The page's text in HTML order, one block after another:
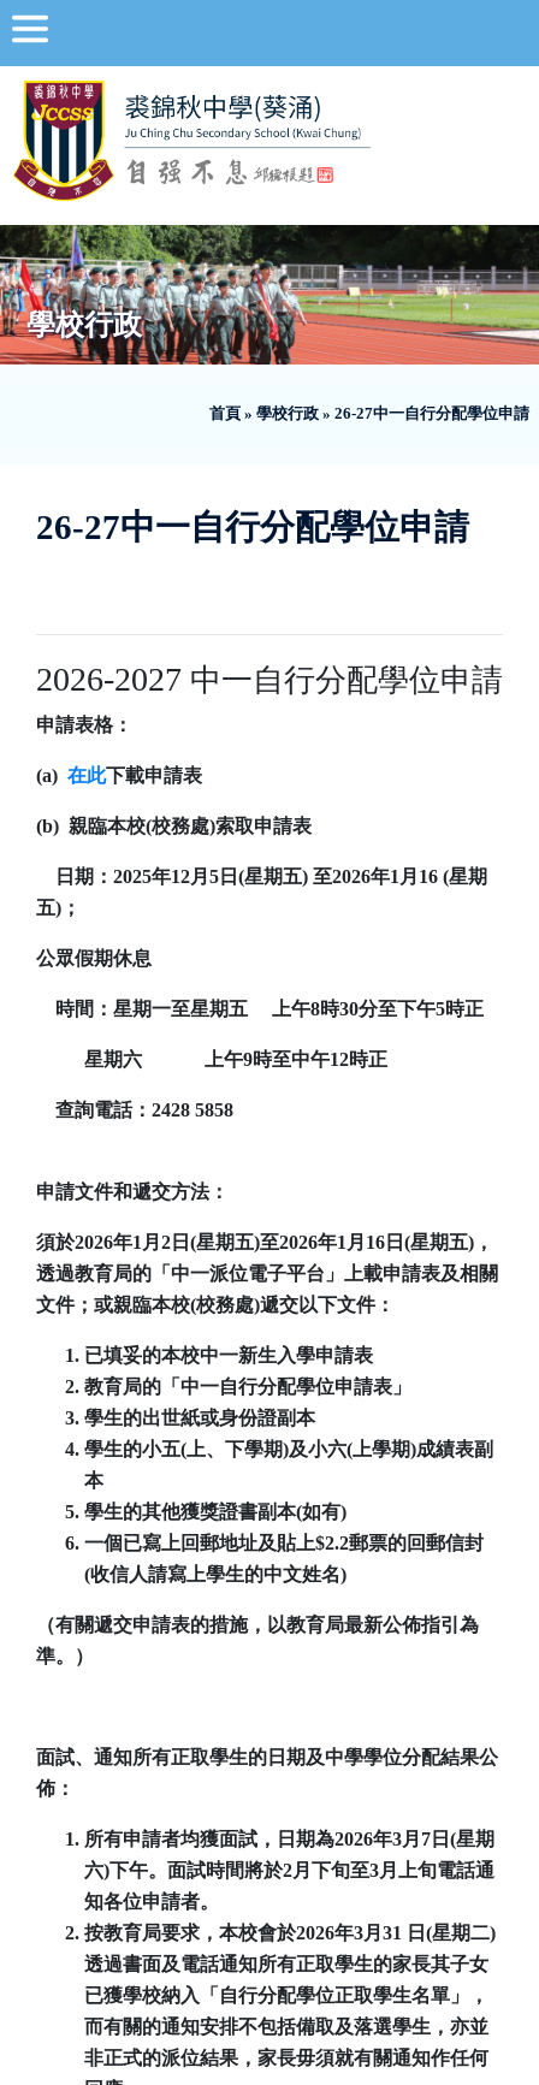
學校行政
首頁 » 學校行政 » 26-27中一自行分配學位申請
26-27中一自行分配學位申請
2026-2027 中一自行分配學位申請
申請表格：
(a) 在此下載申請表
(b) 親臨本校(校務處)索取申請表
日期：2025年12月5日(星期五) 至2026年1月16 (星期
五)；
公眾假期休息
時間：星期一至星期五 上午8時30分至下午5時正
星期六 上午9時至中午12時正
查詢電話：2428 5858
申請文件和遞交方法：
須於2026年1月2日(星期五)至2026年1月16日(星期五)，
透過教育局的「中一派位電子平台」上載申請表及相關
文件；或親臨本校(校務處)遞交以下文件：
已填妥的本校中一新生入學申請表
教育局的「中一自行分配學位申請表」
學生的出世紙或身份證副本
學生的小五(上、下學期)及小六(上學期)成績表副
本
學生的其他獲獎證書副本(如有)
一個已寫上回郵地址及貼上$2.2郵票的回郵信封
(收信人請寫上學生的中文姓名)
（有關遞交申請表的措施，以教育局最新公佈指引為
準。）
面試、通知所有正取學生的日期及中學學位分配結果公
佈：
所有申請者均獲面試，日期為2026年3月7日(星期
六)下午。面試時間將於2月下旬至3月上旬電話通
知各位申請者。
按教育局要求，本校會於2026年3月31 日(星期二)
透過書面及電話通知所有正取學生的家長其子女
已獲學校納入「自行分配學位正取學生名單」，
而有關的通知安排不包括備取及落選學生，亦並
非正式的派位結果，家長毋須就有關通知作任何